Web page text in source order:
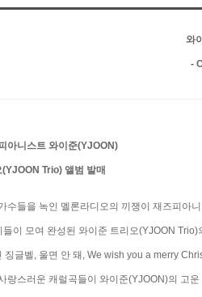
와
-
아니스트 와이준(YJOON)
Trio) 앨범 발매
수들을 녹인 멜론라디오의 끼쟁이 재즈피아
이 모여 완성된 와이준 트리오(YJOON Trio)
징글벨, 울면 안 돼, We wish you a merry
랑스러운 캐럴곡들이 와이준(YJOON)의 고